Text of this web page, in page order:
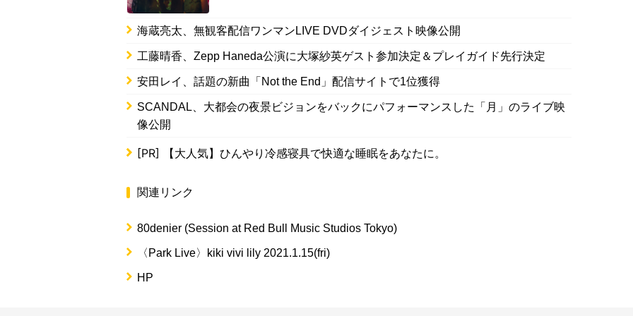
海蔵亮太、無観客配信ワンマンLIVE DVDダイジェスト映像公開
工藤晴香、Zepp Haneda公演に大塚紗英ゲスト参加決定＆プレイガイド先行決定
安田レイ、話題の新曲「Not the End」配信サイトで1位獲得
SCANDAL、大都会の夜景ビジョンをバックにパフォーマンスした「月」のライブ映
像公開
[PR] 【大人気】ひんやり冷感寝具で快適な睡眠をあなたに。
関連リンク
80denier (Session at Red Bull Music Studios Tokyo)
〈Park Live〉kiki vivi lily 2021.1.15(fri)
HP